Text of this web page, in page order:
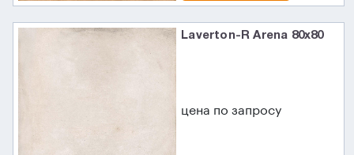
Laverton-R Arena 80х80
цена по запросу